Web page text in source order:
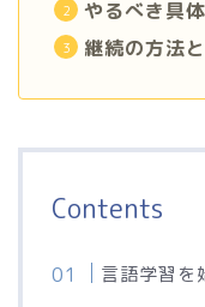
やるべき具
継続の方法
Contents
言語学習